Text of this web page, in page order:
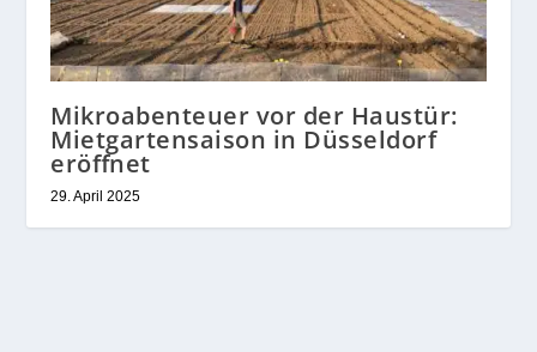
Mikroabenteuer vor der Haustür:
Mietgartensaison in Düsseldorf
eröffnet
29. April 2025